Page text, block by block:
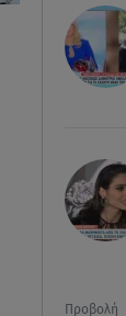
Προβολή